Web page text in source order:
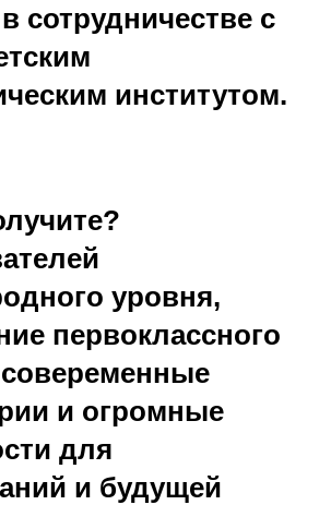
сотрудничестве с
институтом.
уровня,
первоклассного
совеременные
и огромные
для
и будущей